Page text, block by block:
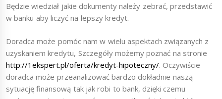
Będzie wiedział jakie dokumenty należy zebrać, przedstawić
w banku aby liczyć na lepszy kredyt.
Doradca może pomóc nam w wielu aspektach związanych z
uzyskaniem kredytu, Szczegóły możemy poznać na stronie
http://1ekspert.pl/oferta/kredyt-hipoteczny/. Oczywiście
doradca może przeanalizować bardzo dokładnie naszą
sytuację finansową tak jak robi to bank, dzięki czemu